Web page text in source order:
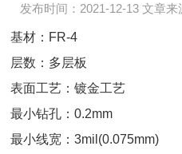
发布时间：2021-12-13 文章
基材：FR-4
层数：多层板
表面工艺：镀金工艺
最小钻孔：0.2mm
最小线宽：3mil(0.075mm)